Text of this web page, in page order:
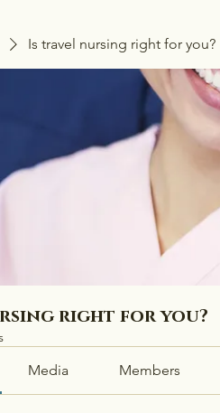
Is travel nursing right for you?
right for you?
Media Members